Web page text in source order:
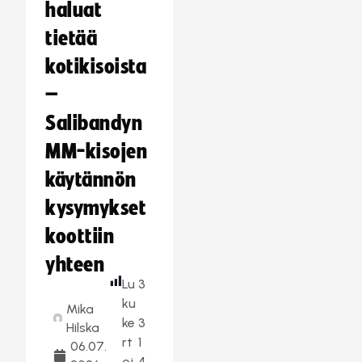
haluat
tietää
kotikisoista
–
Salibandyn
MM-kisojen
käytännön
kysymykset
koottiin
yhteen
Mika
Hilska
06.07.
Lu
ku
ke
rt
3
3
1